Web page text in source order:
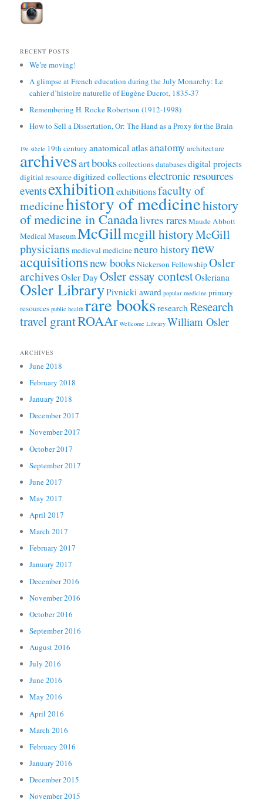
RECENT POSTS
We’re moving!
A glimpse at French education during the July Monarchy: Le
cahier d’histoire naturelle of Eugène Ducrot, 1835-37
Remembering H. Rocke Robertson (1912-1998)
How to Sell a Dissertation, Or: The Hand as a Proxy for the Brain
19e siècle 19th century anatomical atlasanatomy architecture
archivesartbookscollectionsdatabasesdigital projects
digitial resourcedigitized collectionselectronic resources
eventsexhibitionexhibitionsfaculty of
medicinehistory of medicinehistory
of medicine in Canadalivres raresMaude Abbott
Medical MuseumMcGillmcgill historyMcGill
physicians medieval medicineneuro historynew
acquisitionsnew booksNickerson FellowshipOsler
archives Osler Day Osler essay contestOsleriana
Osler LibraryPivnicki award popular medicine primary
resources public health rare books research Research
travel grantROAAr Wellcome Library William Osler
ARCHIVES
June 2018
February 2018
January 2018
December 2017
November 2017
October 2017
September 2017
June 2017
May 2017
April 2017
March 2017
February 2017
January 2017
December 2016
November 2016
October 2016
September 2016
August 2016
July 2016
June 2016
May 2016
April 2016
March 2016
February 2016
January 2016
December 2015
November 2015